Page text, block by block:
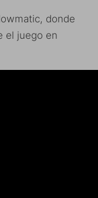
donde
el juego en